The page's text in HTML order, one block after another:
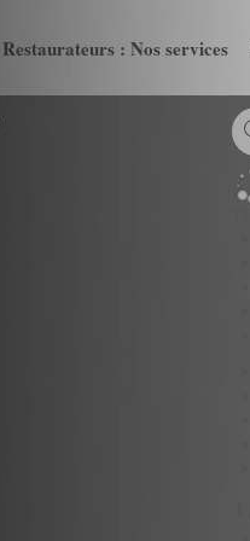
Restaurateurs : Nos services